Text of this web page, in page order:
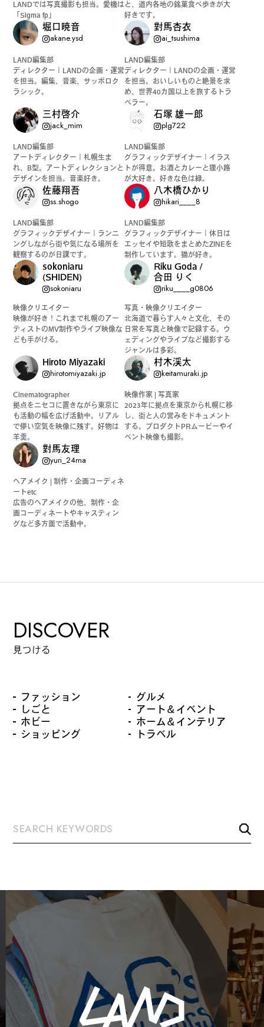
Instagra
Threads
JOIN US !
LAND公式サポーターはこちら
カルチャーマガジン「LAND」編集部と一緒に、いつも
のマチの、一歩先を一緒に探してくれる仲間「サポー
ター」を募集中！公式LINEで編集部と直接チャットで
やりとりできる場所。おすすめのお店や特集してほし
い内容など何でも話そう。
LANDでは写真撮影も担当。愛機は
「Sigma fp」
と、道内各地の銘菓食べ歩きが大
好きです。
堀口暁音
akane.ysd
LAND編集部
ディレクター｜LANDの企画・運営
を担当。編集、音楽、サッポロク
ラシック。
對馬杏衣
ai_tsushima
LAND編集部
ディレクター｜LANDの企画・運営
を担当。おいしいものと絶景を求
め、世界40カ国以上を旅するトラ
ベラー。
三村啓介
jack_mim
LAND編集部
アートディレクター｜札幌生ま
れ、B型。アートディレクションと
デザインを担当。音楽好き。
石塚 雄一郎
plg722
LAND編集部
グラフィックデザイナー｜イラス
トが得意。お酒とカレーと狸小路
が大好き。好きな色は緑。
佐藤翔吾
ss.shogo
LAND編集部
グラフィックデザイナー｜ランニ
ングしながら街や気になる場所を
観察するのが日課です。
八木橋ひかり
hikari____8
LAND編集部
グラフィックデザイナー｜休日は
エッセイや短歌をまとめたZINEを
制作しています。猫が好き。
sokoniaru
(SHIDEN)
sokoniaru
映像クリエイター
映像が好き！これまで札幌のアー
ティストのMV制作やライブ映像な
ども手がける。
Riku Goda /
合田 りく
riku____g0806
写真・映像クリエイター
北海道で暮らす人々と文化、その
日常を写真と映像で記録する。ウ
ェディングやライブなど撮影する
ジャンルは多彩。
Hiroto Miyazaki
hirotomiyazaki.jp
Cinematographer
拠点をニセコに置きながら東京に
も活動の幅を広げ活動中。リアル
で儚い空気を映像に残す。好物は
羊羹。
村木渓太
keitamuraki.jp
映像作家 | 写真家
2023年に拠点を東京から札幌に移
し、街と人の営みをドキュメント
する。プロダクトPRムービーやイ
ベント映像も撮影。
對馬友理
yuri_24ma
ヘアメイク | 制作・企画コーディネ
ートetc
広告のヘアメイクの他、制作・企
画コーディネートやキャスティン
グなど多方面で活動中。
DISCOVER
見つける
ファッション
グルメ
しごと
アート＆イベント
ホビー
ホーム＆インテリア
ショッピング
トラベル